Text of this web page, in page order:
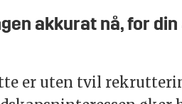
akkurat nå, for
er uten tvil